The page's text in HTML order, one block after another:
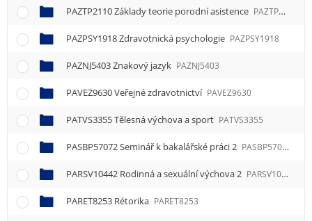
PAZTP2110 Základy teorie porodní asistence PAZTP2110
PAZPSY1918 Zdravotnická psychologie PAZPSY1918
PAZNJ5403 Znakový jazyk PAZNJ5403
PAVEZ9630 Veřejné zdravotnictví PAVEZ9630
PATVS3355 Tělesná výchova a sport PATVS3355
PASBP57072 Seminář k bakalářské práci 2 PASBP57072
PARSV10442 Rodinná a sexuální výchova 2 PARSV10442
PARET8253 Rétorika PARET8253